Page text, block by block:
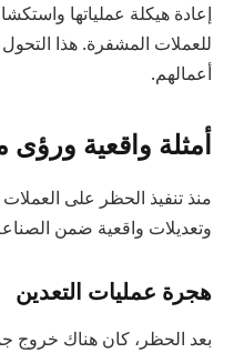
إعادة هيكلة عملياتها
للعملات المشفرة. هذا
أعمالهم.
أمثلة واقعية ورؤى
منذ تنفيذ الحظر على
وتعديلات واقعية ضمن
هجرة عمليات التعدين
بعد الحظر، كان هناك خروج